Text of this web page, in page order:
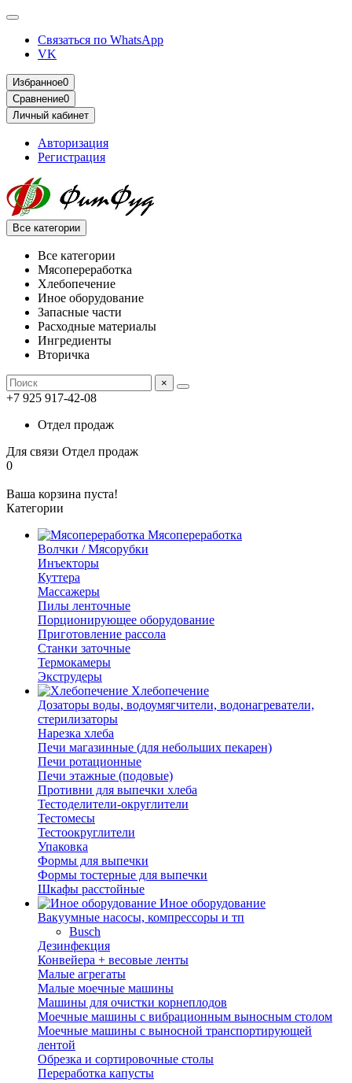
Связаться по WhatsApp
VK
Избранное0
Сравнение0
Личный кабинет
Авторизация
Регистрация
Все категории
Все категории
Мясопереработка
Хлебопечение
Иное оборудование
Запасные части
Расходные материалы
Ингредиенты
Вторичка
×
+7 925 917-42-08
Отдел продаж
Для связи Отдел продаж
0
Ваша корзина пуста!
Категории
Мясопереработка
Волчки / Мясорубки
Инъекторы
Куттера
Массажеры
Пилы ленточные
Порционирующее оборудование
Приготовление рассола
Станки заточные
Термокамеры
Экструдеры
Хлебопечение
Дозаторы воды, водоумягчители, водонагреватели,
стерилизаторы
Нарезка хлеба
Печи магазинные (для небольших пекарен)
Печи ротационные
Печи этажные (подовые)
Противни для выпечки хлеба
Тестоделители-округлители
Тестомесы
Тестоокруглители
Упаковка
Формы для выпечки
Формы тостерные для выпечки
Шкафы расстойные
Иное оборудование
Вакуумные насосы, компрессоры и тп
Busch
Дезинфекция
Конвейера + весовые ленты
Малые агрегаты
Малые моечные машины
Машины для очистки корнеплодов
Моечные машины с вибрационным выносным столом
Моечные машины с выносной транспортирующей
лентой
Обрезка и сортировочные столы
Переработка капусты